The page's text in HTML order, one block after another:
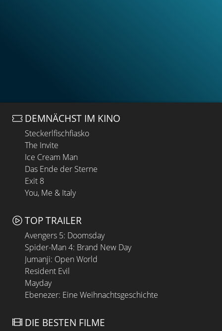
DEMNÄCHST IM KINO
Steckerlfischfiasko
The Invite
Ice Cream Man
Das Ende der Sterne
Exit 8
You, Me & Italy
TOP TRAILER
Avengers 5: Doomsday
Spider-Man 4: Brand New Day
Jumanji: Open World
Resident Evil
Mayday
Ebenezer: Eine Weihnachtsgeschichte
DIE BESTEN FILME